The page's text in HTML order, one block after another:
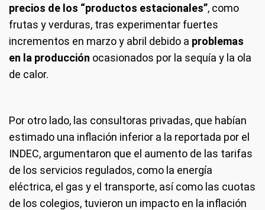
precios de los “productos estacionales”, como
frutas y verduras, tras experimentar fuertes
incrementos en marzo y abril debido a problemas
en la producción ocasionados por la sequía y la ola
de calor.
Por otro lado, las consultoras privadas, que habían
estimado una inflación inferior a la reportada por el
INDEC, argumentaron que el aumento de las tarifas
de los servicios regulados, como la energía
eléctrica, el gas y el transporte, así como las cuotas
de los colegios, tuvieron un impacto en la inflación